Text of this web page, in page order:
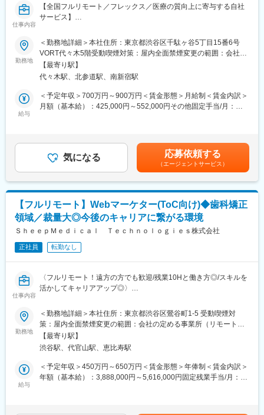
↓
13時 昼休憩
14時 （川崎院へ移動、院責とのMTG等）
↓
16時 （上?である統括とMTG等）
↓
19時 帰宅
■当社について：
海外の様々な医療機器・美容機器等を紹介していました。
◎2011年に医療コンサルティング会社と合併し、2012年10月よ
り医療に特化したコンサルティングを主軸とした事業を展開して
◎クリニックでは、当社の受付スタッフやカウンセラーが実務面
をしっかりサポートいるため、既存店舗のサポートだけでなく新
規開院も計画しています。今後は既存のクリニック以外に対して
も積極的にコンサルティング事業を展開する予定です。
仕事内容
【全国フルリモート／フレックス／医療の質向上に寄与する自社
サービス】
■担当業務
「ヒポクラ」という医師専用のWebサービスのプロダクトマネー
ジャーをお任せします。
「ヒポクラ」：約75,000人以上の医師が参加する日本最大級の医
師専用SNS。医師が専門外の事象に遭遇した際に他の医師より知
見を得られるオンライン医局”として拡大中。
・市場・競合・ユーザー分析
・新サービス、新機能の企画、要件定義、仕様策定
・KPIの設定と進捗管理、データに基づいた改善策の立案と実行
・ロードマップの作成と管理
・部門間（経営層、営業、マーケティング等）の調整
※ご本人の意向および試用期間中の業務状況などを踏まえて適材適
所を判断していきます。
※少数精鋭で実力主義、かつ積極性・協力性・スピードを重んじる
組織です。
早期にチームリードをお任せするケースもあります。
ディレクター、UXUIデザイナー、エンジニア（バックエンド、フ
ロントエンド、インフラ、AI各種在籍。業務委託・外注含む）で
プロダクトチームを組成。現PdMは業務委託で活躍されており、
今回は正社員のプロダクトマネージャーとして中心的な役割をお
※医療業界経験者も居りますので、業界知識は不問です。
勤務地
＜勤務地詳細＞本社住所：東京都渋谷区千駄ヶ谷5丁目15番6号
VORT代々木5階受動喫煙対策：屋内全面禁煙変更の範囲：会社の
定める事業所（リモートワーク含む）
【最寄り駅】
代々木駅、北参道駅、南新宿駅
給与
＜予定年収＞700万円～900万円＜賃金形態＞月給制＜賃金内訳＞
月額（基本給）：425,000円～552,000円その他固定手当/月：
残業手当＞有＜給与補足＞固定手当として、在宅勤務手当(月1万
円)がございます。賃金はあくまでも目安の金額であり、選考を通
じて上下する可能性があります。月給(月額)は固定手当を含めた表
記です。
気になる 応募依頼する
（エージェントサービス）
【フルリモート】Webマーケター(ToC向け)◆歯科矯正
領域／裁量大◎今後のキャリアに繋がる環境
ＳｈｅｅｐＭｅｄｉｃａｌ Ｔｅｃｈｎｏｌｏｇｉｅｓ株式会社
正社員 転勤なし
仕事内容
〈フルリモート！遠方の方でも歓迎/残業10Hと働き方◎/スキルを
活かしてキャリアアップ◎〉
■業務概要：
グループ会社が運営支援している全国23院の歯科クリニックのマ
ーケティングに携わっていただくポジションです。toC領域での
GoogleやYahoo！リスティング広告やSEOをメインに活躍されて
来られた方を募集しています。
歯科矯正マーケティングの領域において、国内トップクラスのノ
ウハウをもつマーケターと一緒に業務を行っていただけます。
勤務地
＜勤務地詳細＞本社住所：東京都渋谷区鶯谷町1-5 受動喫煙対
策：屋内全面禁煙変更の範囲：会社の定める事業所（リモートワ
ーク含む）
【最寄り駅】
渋谷駅、代官山駅、恵比寿駅
給与
＜予定年収＞450万円～650万円＜賃金形態＞年俸制＜賃金内訳＞
年額（基本給）：3,888,000円～5,616,000円固定残業手当/月：